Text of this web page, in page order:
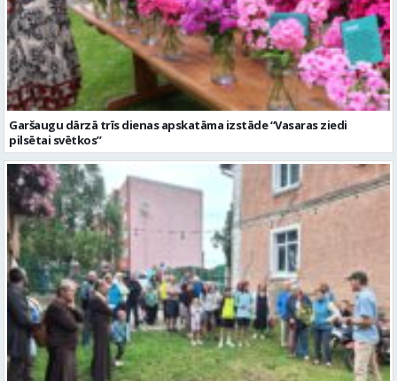
Garšaugu dārzā trīs dienas apskatāma izstāde “Vasaras ziedi
pilsētai svētkos”
Valmieras dzimšanas diena sākas ar Krāču kakta svētkiem